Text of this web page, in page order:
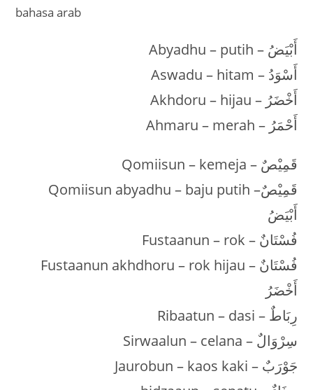
bahasa arab
Abyadhu – putih – أَبْيَضُ
Aswadu – hitam – أَسْوَدُ
Akhdoru – hijau – أَخْضَرُ
Ahmaru – merah – أَحْمَرُ
Qomiisun – kemeja – قَمِيْصٌ
Qomiisun abyadhu – baju putih –قَمِيْصٌ
أَبْيَضُ
Fustaanun – rok – فُسْتَانٌ
Fustaanun akhdhoru – rok hijau – فُسْتَانٌ
أَخْضَرُ
Ribaatun – dasi – رِبَاطٌ
Sirwaalun – celana – سِرْوَالٌ
Jaurobun – kaos kaki – جَوْرَبٌ